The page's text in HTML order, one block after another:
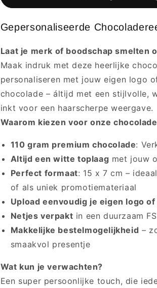
Gepersonaliseerde
Laat je merk of boodschap smelten
Maak indruk met deze heerlijke
personaliseren met jouw eigen logo
chocolade – áltijd met een stijlvolle,
inkt voor een haarscherpe weergave.
Waarom kiezen voor onze
110 gram premium chocolade:
Altijd een witte toplaag met jouw
Perfect formaat: 15 x 7 cm –
of als uniek promotiemateriaal
Upload eenvoudig je eigen logo
Netjes verpakt in een duurzaam
Makkelijke bestelmogelijkheid –
smaakvol presentje
Wat kun je verwachten?
Een super persoonlijke touch, die